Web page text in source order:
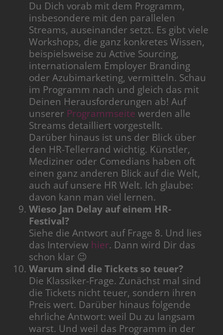
Du Dich vorab mit dem Programm,
insbesondere mit den parallelen
Streams, auseinander setzt. Es gibt viele
Workshops, die ganz konkretes Wissen,
beispielsweise zu Active Sourcing,
internationalem Employer Branding
oder Azubimarketing, vermitteln. Schau
im Programm nach und gleich das mit
Deinen Herausforderungen ab! Auf
unserer Programmseite werden alle
Streams detailliert vorgestellt.
Darüber hinaus ist uns der Blick über
den HR-Tellerrand wichtig. Künstler,
Mediziner oder Comedians haben oft
einen ganz anderen Blick auf die Welt,
auch auf unsere HR Welt. Ich glaube:
davon kann man viel lernen.
Wieso Jan Delay auf einem HR-
Festival?
Siehe die Antwort auf Frage 8. Und lies
das Interview hier. Dann wird Dir das
schon klar 😉
Warum sind die Tickets so teuer?
Die Klassiker-Frage. Zunächst mal sind
die Tickets nicht teuer, sondern ihren
Preis wert. Darüber hinaus folgende
ehrliche Antwort: weil Du zu langsam
warst. Und weil das Programm in der